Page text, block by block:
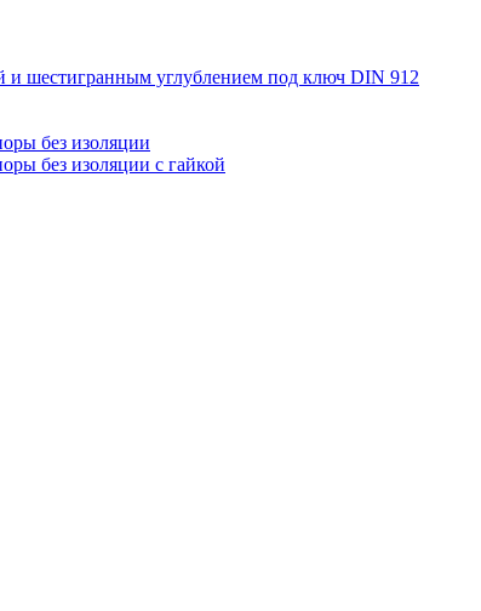
и шестигранным углублением под ключ DIN 912
без изоляции
без изоляции с гайкой